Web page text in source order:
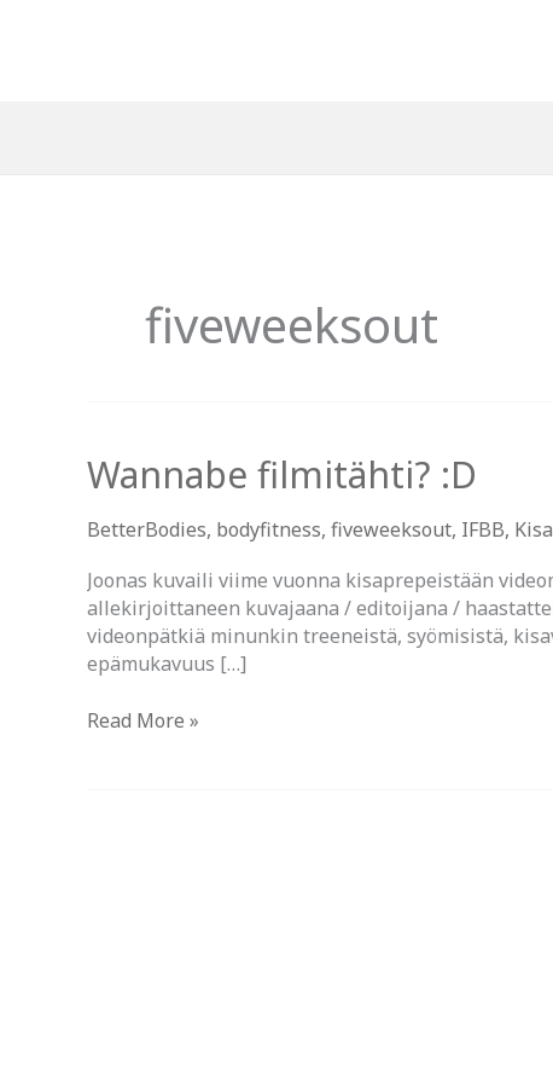
fiveweeksout
Wannabe filmitähti? :D
BetterBodies, bodyfitness, fiveweeksout, IFBB,
Joonas kuvaili viime vuonna kisaprepeistään
allekirjoittaneen kuvajaana / editoijana /
videonpätkiä minunkin treeneistä, syömisistä,
epämukavuus […]
Wannabe
Read More »